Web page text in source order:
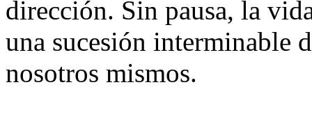
dirección. Sin pausa, la
una sucesión interminable
nosotros mismos.